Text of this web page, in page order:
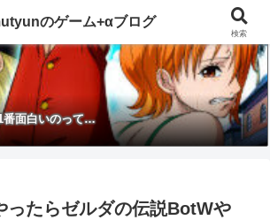
番面白いのって…
ったらゼルダの伝説BotWや
のゲーム+αブログ
検索